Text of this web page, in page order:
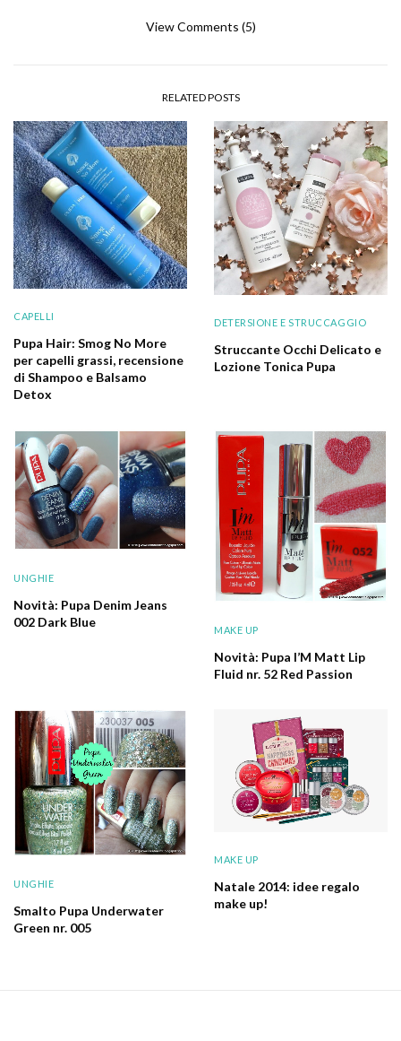
View Comments (5)
RELATED POSTS
CAPELLI
Pupa Hair: Smog No More
per capelli grassi, recensione
di Shampoo e Balsamo
Detox
DETERSIONE E STRUCCAGGIO
Struccante Occhi Delicato e
Lozione Tonica Pupa
UNGHIE
Novità: Pupa Denim Jeans
002 Dark Blue
MAKE UP
Novità: Pupa I’M Matt Lip
Fluid nr. 52 Red Passion
UNGHIE
Smalto Pupa Underwater
Green nr. 005
MAKE UP
Natale 2014: idee regalo
make up!